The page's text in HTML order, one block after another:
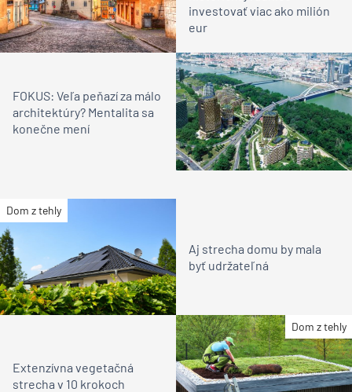
investovať viac ako milión
eur
FOKUS: Veľa peňazí za málo
architektúry? Mentalita sa
konečne mení
Dom z tehly
Aj strecha domu by mala
byť udržateľná
Dom z tehly
Extenzívna vegetačná
strecha v 10 krokoch